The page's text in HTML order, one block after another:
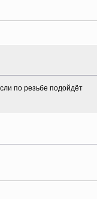
по резьбе подойдёт